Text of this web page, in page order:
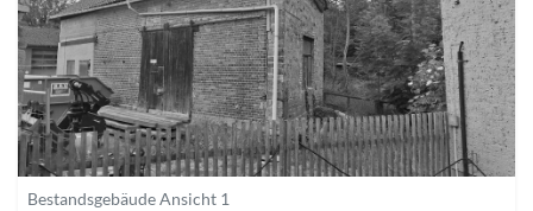
Bestandsgebäude Ansicht 1